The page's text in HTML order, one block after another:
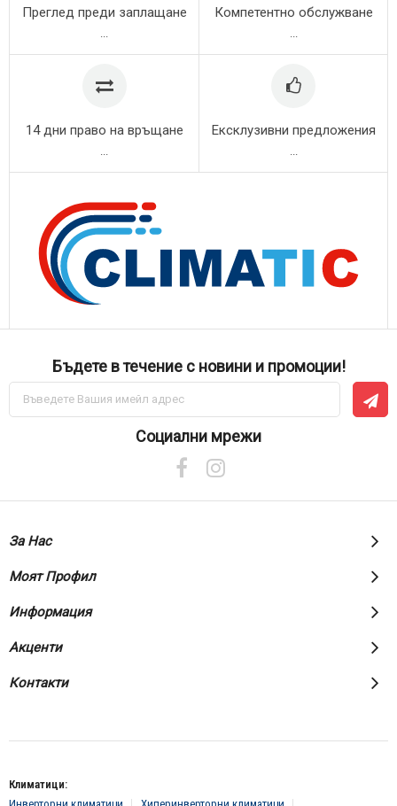
Преглед преди заплащане Компетентно обслужване
14 дни право на връщане Ексклузивни предложения
Бъдете в течение с новини и промоции!
Абонирай
за
Социални мрежи
За Нас
Моят Профил
Информация
Акценти
Контакти
Климатици: